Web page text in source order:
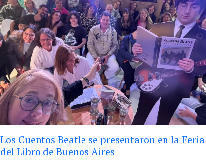
Los Cuentos Beatle se presentaron en la Feria
del Libro de Buenos Aires